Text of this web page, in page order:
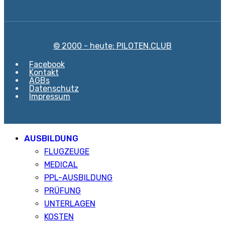
© 2000 - heute: PILOTEN.CLUB
Facebook
Kontakt
AGBs
Datenschutz
Impressum
AUSBILDUNG
FLUGZEUGE
MEDICAL
PPL-AUSBILDUNG
PRÜFUNG
UNTERLAGEN
KOSTEN